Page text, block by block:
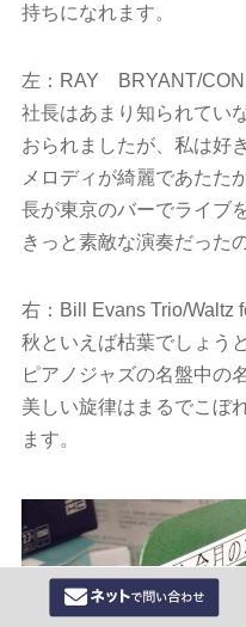
持ちになれます。
左：RAY BRYANT/CON
社長はあまり知られてい
おられましたが、私は好
メロディが綺麗であたた
長が東京のバーでライブ
きっと素敵な演奏だった
右：Bill Evans Trio/Waltz
秋といえば枯葉でしょう
ピアノジャズの名盤中の
美しい旋律はまるでこぼ
ます。